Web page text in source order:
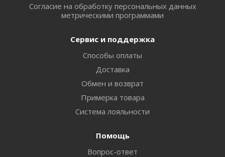
Согласие на обработку персональных данных
метрическими программами
Сервис и поддержка
Способы оплаты
Доставка
Обмен и возврат
Примерка товара
Система лояльности
Помощь
Вопрос-ответ